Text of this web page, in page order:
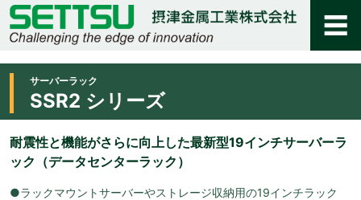
サーバーラック
SSR2 シリーズ
耐震性と機能がさらに向上した最新型19インチサーバーラ
ック（データセンターラック）
●ラックマウントサーバーやストレージ収納用の19インチラック